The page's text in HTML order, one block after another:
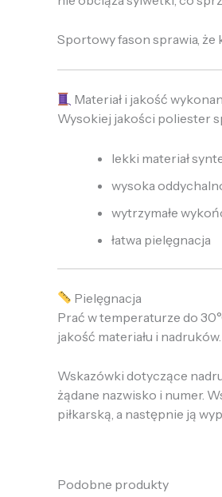
Sportowy fason sprawia, że
Materiał i jakość
Wysokiej jakości poliester
lekki materiał
wysoka
wytrzymałe
łatwa pielęgnacja
Pielęgnacja
Prać w temperaturze do
jakość materiału i nadruków.
Wskazówki dotyczące
żądane nazwisko i numer.
piłkarską, a następnie ją
Podobne produkty